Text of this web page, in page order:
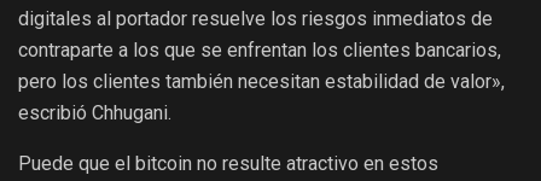
digitales al portador resuelve los riesgos inmediatos de
contraparte a los que se enfrentan los clientes bancarios,
pero los clientes también necesitan estabilidad de valor»,
escribió Chhugani.
Puede que el bitcoin no resulte atractivo en estos